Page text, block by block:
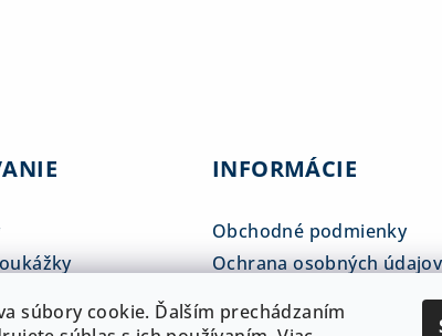
súbory cookie. Ďalším prechádzaním
INFORMÁCIE
Obchodné podmienky
Ochrana osobných údajov
ADAM klub